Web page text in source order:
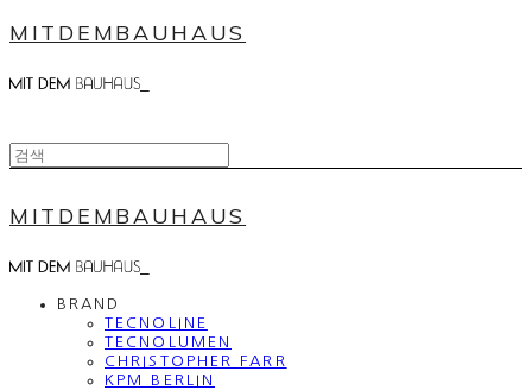
MITDEMBAUHAUS
MITDEMBAUHAUS
BRAND
TECNOLINE
TECNOLUMEN
CHRISTOPHER FARR
KPM BERLIN